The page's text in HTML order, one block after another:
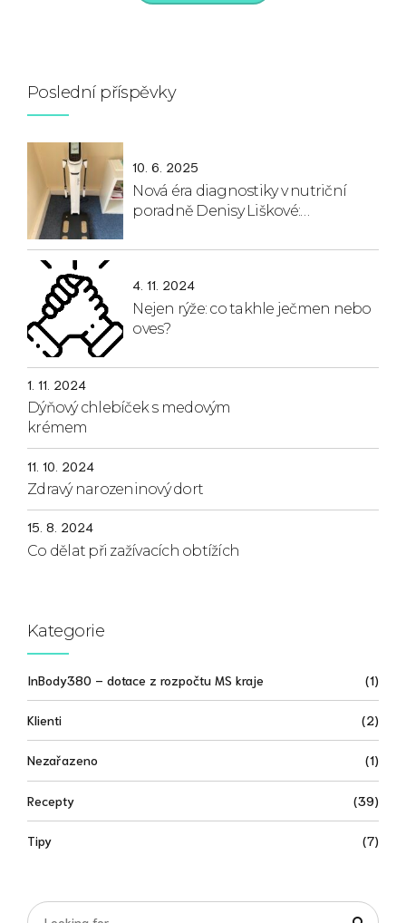
Poslední příspěvky
10. 6. 2025
Nová éra diagnostiky v nutriční
poradně Denisy Liškové:
podpoře Moravskoslezského kraje!
4. 11. 2024
Nejen rýže: co takhle ječmen nebo
oves?
1. 11. 2024
Dýňový chlebíček s medovým
krémem
11. 10. 2024
Zdravý narozeninový dort
15. 8. 2024
Co dělat při zažívacích obtížích
Kategorie
InBody380 – dotace z rozpočtu MS kraje (1)
Klienti (2)
Nezařazeno (1)
Recepty (39)
Tipy (7)